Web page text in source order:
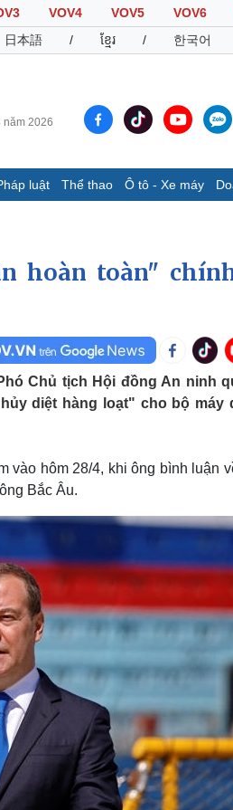
VOV4 VOV5 VOV6
日本語 / ខ្មែរ / 한국어
năm 2026
luật Thể thao Ô tô - Xe máy
Ảnh
E-Magazine
đá
Ô tô - Xe máy
Ô tô
Xe máy
Nghệ sĩ
Sao Việt
hoàn toàn"
Chủ tịch Hội đồng An ninh
diệt hàng loạt" cho bộ máy
vào hôm 28/4, khi ông bình luận
Bắc Âu.